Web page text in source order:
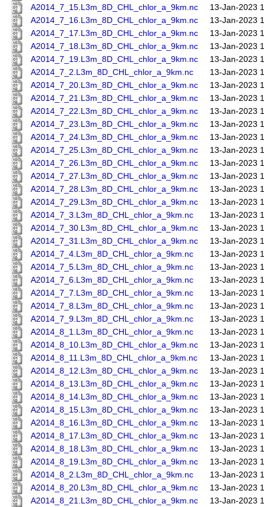
A2014_7_15.L3m_8D_CHL_chlor_a_9km.nc
13-Jan-2023
A2014_7_16.L3m_8D_CHL_chlor_a_9km.nc
13-Jan-2023
A2014_7_17.L3m_8D_CHL_chlor_a_9km.nc
13-Jan-2023
A2014_7_18.L3m_8D_CHL_chlor_a_9km.nc
13-Jan-2023
A2014_7_19.L3m_8D_CHL_chlor_a_9km.nc
13-Jan-2023
A2014_7_2.L3m_8D_CHL_chlor_a_9km.nc
13-Jan-2023
A2014_7_20.L3m_8D_CHL_chlor_a_9km.nc
13-Jan-2023
A2014_7_21.L3m_8D_CHL_chlor_a_9km.nc
13-Jan-2023
A2014_7_22.L3m_8D_CHL_chlor_a_9km.nc
13-Jan-2023
A2014_7_23.L3m_8D_CHL_chlor_a_9km.nc
13-Jan-2023
A2014_7_24.L3m_8D_CHL_chlor_a_9km.nc
13-Jan-2023
A2014_7_25.L3m_8D_CHL_chlor_a_9km.nc
13-Jan-2023
A2014_7_26.L3m_8D_CHL_chlor_a_9km.nc
13-Jan-2023
A2014_7_27.L3m_8D_CHL_chlor_a_9km.nc
13-Jan-2023
A2014_7_28.L3m_8D_CHL_chlor_a_9km.nc
13-Jan-2023
A2014_7_29.L3m_8D_CHL_chlor_a_9km.nc
13-Jan-2023
A2014_7_3.L3m_8D_CHL_chlor_a_9km.nc
13-Jan-2023
A2014_7_30.L3m_8D_CHL_chlor_a_9km.nc
13-Jan-2023
A2014_7_31.L3m_8D_CHL_chlor_a_9km.nc
13-Jan-2023
A2014_7_4.L3m_8D_CHL_chlor_a_9km.nc
13-Jan-2023
A2014_7_5.L3m_8D_CHL_chlor_a_9km.nc
13-Jan-2023
A2014_7_6.L3m_8D_CHL_chlor_a_9km.nc
13-Jan-2023
A2014_7_7.L3m_8D_CHL_chlor_a_9km.nc
13-Jan-2023
A2014_7_8.L3m_8D_CHL_chlor_a_9km.nc
13-Jan-2023
A2014_7_9.L3m_8D_CHL_chlor_a_9km.nc
13-Jan-2023
A2014_8_1.L3m_8D_CHL_chlor_a_9km.nc
13-Jan-2023
A2014_8_10.L3m_8D_CHL_chlor_a_9km.nc
13-Jan-2023
A2014_8_11.L3m_8D_CHL_chlor_a_9km.nc
13-Jan-2023
A2014_8_12.L3m_8D_CHL_chlor_a_9km.nc
13-Jan-2023
A2014_8_13.L3m_8D_CHL_chlor_a_9km.nc
13-Jan-2023
A2014_8_14.L3m_8D_CHL_chlor_a_9km.nc
13-Jan-2023
A2014_8_15.L3m_8D_CHL_chlor_a_9km.nc
13-Jan-2023
A2014_8_16.L3m_8D_CHL_chlor_a_9km.nc
13-Jan-2023
A2014_8_17.L3m_8D_CHL_chlor_a_9km.nc
13-Jan-2023
A2014_8_18.L3m_8D_CHL_chlor_a_9km.nc
13-Jan-2023
A2014_8_19.L3m_8D_CHL_chlor_a_9km.nc
13-Jan-2023
A2014_8_2.L3m_8D_CHL_chlor_a_9km.nc
13-Jan-2023
A2014_8_20.L3m_8D_CHL_chlor_a_9km.nc
13-Jan-2023
A2014_8_21.L3m_8D_CHL_chlor_a_9km.nc
13-Jan-2023